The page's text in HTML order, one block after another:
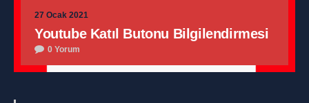
27 Ocak 2021
Youtube Katıl Butonu Bilgilendirmesi
0 Yorum